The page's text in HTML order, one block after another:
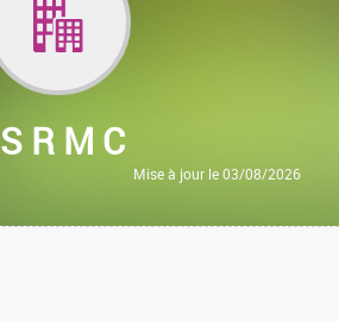
S R M C
Mise à jour le 03/08/2026